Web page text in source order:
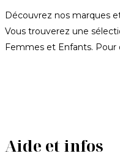
Découvrez nos marques
Vous trouverez une
Femmes et Enfants. Pour
Aide et infos